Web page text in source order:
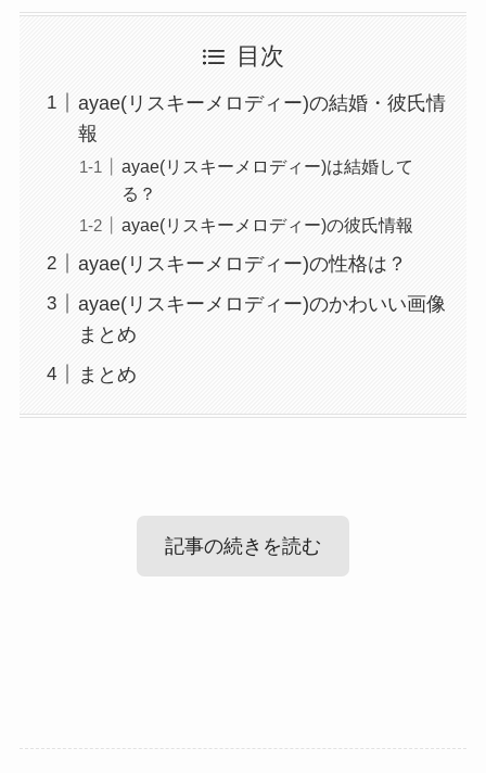
目次
ayae(リスキーメロディー)の結婚・彼氏情
報
ayae(リスキーメロディー)は結婚して
る？
ayae(リスキーメロディー)の彼氏情報
ayae(リスキーメロディー)の性格は？
ayae(リスキーメロディー)のかわいい画像
まとめ
まとめ
記事の続きを読む